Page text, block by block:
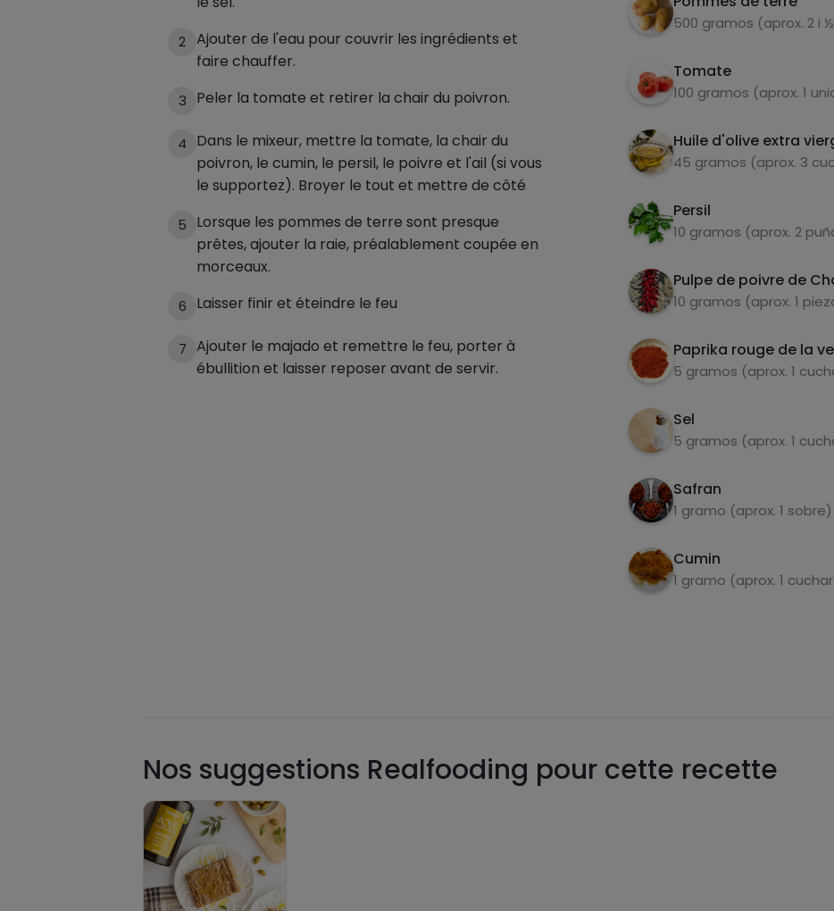
2 Ajouter de l'eau pour couvrir les ingrédients et
faire chauffer.
3 Peler la tomate et retirer la chair du poivron.
4
Dans le mixeur, mettre la tomate, la chair du
poivron, le cumin, le persil, le poivre et l'ail (si vous
le supportez). Broyer le tout et mettre de côté
5
Lorsque les pommes de terre sont presque
prêtes, ajouter la raie, préalablement coupée en
morceaux.
6 Laisser finir et éteindre le feu
7 Ajouter le majado et remettre le feu, porter à
ébullition et laisser reposer avant de servir.
500 gramos (aprox. 2 i
Tomate
100 gramos (aprox. 1
Huile d'olive extra
45 gramos (aprox. 3
Persil
10 gramos (aprox. 2
Pulpe de poivre de
10 gramos (aprox. 1
Paprika rouge de la
5 gramos (aprox. 1
Sel
5 gramos (aprox. 1
Safran
1 gramo (aprox. 1 sobre)
Cumin
1 gramo (aprox. 1
Nos suggestions Realfooding pour cette recette